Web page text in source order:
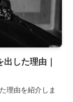
した理由｜
理由を紹介しま